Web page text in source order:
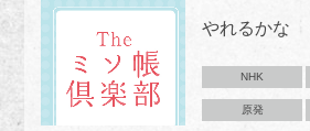
やれるかな
NHK
原発